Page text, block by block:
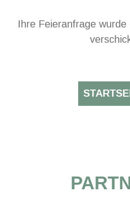
Ihre Feieranfrage